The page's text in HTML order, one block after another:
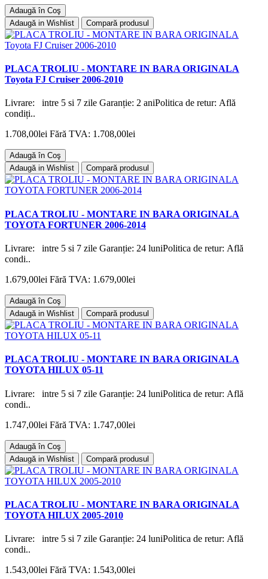
Adaugă în Coş
Adaugă in Wishlist
Compară produsul
PLACA TROLIU - MONTARE IN BARA ORIGINALA
Toyota FJ Cruiser 2006-2010
Livrare: intre 5 si 7 zile Garanție: 2 aniPolitica de retur: Află
condiți..
1.708,00lei Fără TVA: 1.708,00lei
Adaugă în Coş
Adaugă in Wishlist
Compară produsul
PLACA TROLIU - MONTARE IN BARA ORIGINALA
TOYOTA FORTUNER 2006-2014
Livrare: intre 5 si 7 zile Garanție: 24 luniPolitica de retur: Află
condi..
1.679,00lei Fără TVA: 1.679,00lei
Adaugă în Coş
Adaugă in Wishlist
Compară produsul
PLACA TROLIU - MONTARE IN BARA ORIGINALA
TOYOTA HILUX 05-11
Livrare: intre 5 si 7 zile Garanție: 24 luniPolitica de retur: Află
condi..
1.747,00lei Fără TVA: 1.747,00lei
Adaugă în Coş
Adaugă in Wishlist
Compară produsul
PLACA TROLIU - MONTARE IN BARA ORIGINALA
TOYOTA HILUX 2005-2010
Livrare: intre 5 si 7 zile Garanție: 24 luniPolitica de retur: Află
condi..
1.543,00lei Fără TVA: 1.543,00lei